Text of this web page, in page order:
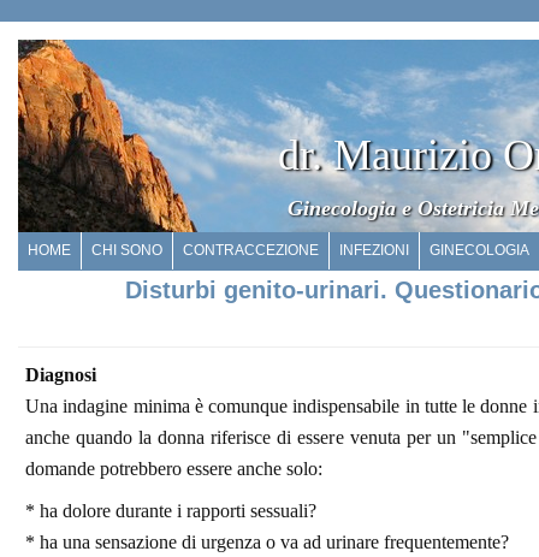
dr. Maurizio
Ginecologia e Ostetricia
HOME CHI SONO CONTRACCEZIONE INFEZIONI GINECOLOGIA
Disturbi genito-urinari.
Diagnosi
Una indagine minima è comunque indispensabile in tutte le donne
anche quando la donna riferisce di essere venuta per un
domande potrebbero essere anche solo:
* ha dolore durante i rapporti sessuali?
* ha una sensazione di urgenza o va ad urinare frequentemente?